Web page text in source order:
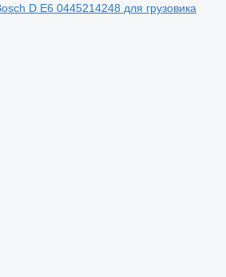
D E6 0445214248 для грузовика